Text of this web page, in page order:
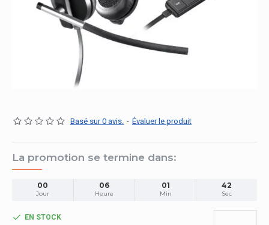
Basé sur 0 avis. - Évaluer le produit
La promotion se termine dans:
00
Jour
06
Heure
01
Min
42
Sec
EN STOCK